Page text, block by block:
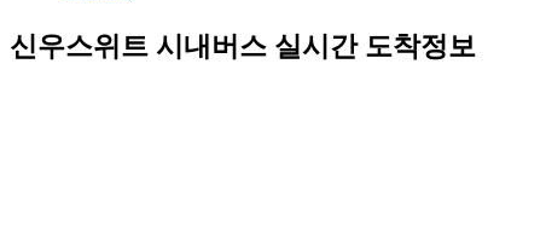
신우스위트 시내버스 실시간 도착정보